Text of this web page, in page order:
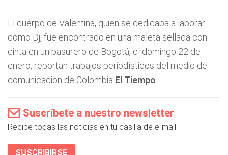
El cuerpo de Valentina, quien se dedicaba a laborar
como Dj, fue encontrado en una maleta sellada con
cinta en un basurero de Bogotá, el domingo 22 de
enero, reportan trabajos periodísticos del medio de
comunicación de Colombia El Tiempo
Suscríbete a nuestro newsletter
Recibe todas las noticias en tu casilla de e-mail.
SUSCRIBIRSE